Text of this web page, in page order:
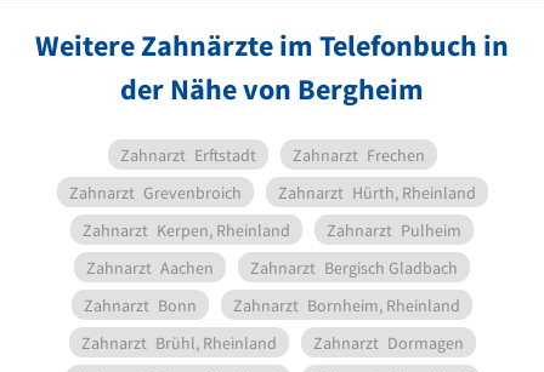
Weitere Zahnärzte im Telefonbuch in
der Nähe von Bergheim
Zahnarzt Erftstadt Zahnarzt Frechen
Zahnarzt Grevenbroich Zahnarzt Hürth, Rheinland
Zahnarzt Kerpen, Rheinland Zahnarzt Pulheim
Zahnarzt Aachen Zahnarzt Bergisch Gladbach
Zahnarzt Bonn Zahnarzt Bornheim, Rheinland
Zahnarzt Brühl, Rheinland Zahnarzt Dormagen